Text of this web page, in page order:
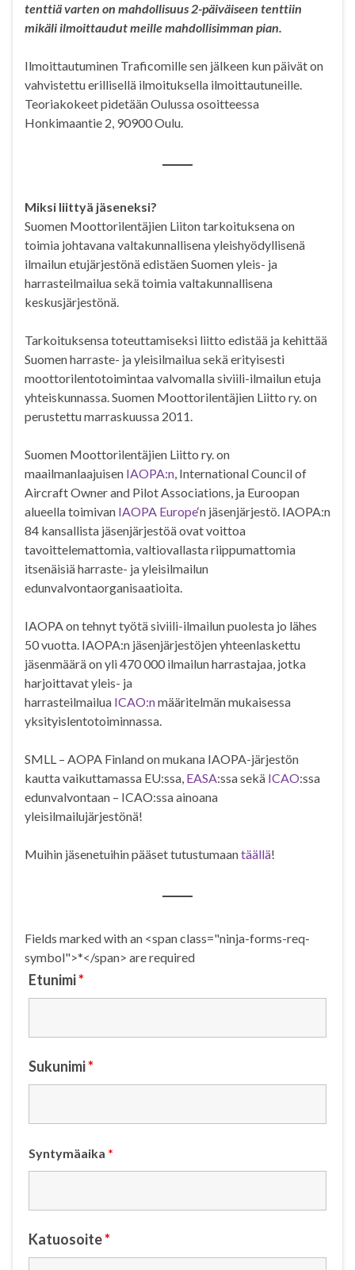
tenttiä varten on mahdollisuus 2-päiväiseen tenttiin
mikäli ilmoittaudut meille mahdollisimman pian.
Ilmoittautuminen Traficomille sen jälkeen kun päivät on
vahvistettu erillisellä ilmoituksella ilmoittautuneille.
Teoriakokeet pidetään Oulussa osoitteessa
Honkimaantie 2, 90900 Oulu.
Miksi liittyä jäseneksi?
Suomen Moottorilentäjien Liiton tarkoituksena on
toimia johtavana valtakunnallisena yleishyödyllisenä
ilmailun etujärjestönä edistäen Suomen yleis- ja
harrasteilmailua sekä toimia valtakunnallisena
keskusjärjestönä.
Tarkoituksensa toteuttamiseksi liitto edistää ja kehittää
Suomen harraste- ja yleisilmailua sekä erityisesti
moottorilentotoimintaa valvomalla siviili-ilmailun etuja
yhteiskunnassa. Suomen Moottorilentäjien Liitto ry. on
perustettu marraskuussa 2011.
Suomen Moottorilentäjien Liitto ry. on
maailmanlaajuisen IAOPA:n, International Council of
Aircraft Owner and Pilot Associations, ja Euroopan
alueella toimivan IAOPA Europe‘n jäsenjärjestö. IAOPA:n
84 kansallista jäsenjärjestöä ovat voittoa
tavoittelemattomia, valtiovallasta riippumattomia
itsenäisiä harraste- ja yleisilmailun
edunvalvontaorganisaatioita.
IAOPA on tehnyt työtä siviili-ilmailun puolesta jo lähes
50 vuotta. IAOPA:n jäsenjärjestöjen yhteenlaskettu
jäsenmäärä on yli 470 000 ilmailun harrastajaa, jotka
harjoittavat yleis- ja
harrasteilmailua ICAO:nmääritelmän mukaisessa
yksityislentotoiminnassa.
SMLL – AOPA Finland on mukana IAOPA-järjestön
kautta vaikuttamassa EU:ssa, EASA:ssa sekä ICAO:ssa
edunvalvontaan – ICAO:ssa ainoana
yleisilmailujärjestönä!
Muihin jäsenetuihin pääset tutustumaantäällä!
Fields marked with an <span class="ninja-forms-req-
symbol">*</span> are required
Etunimi*
Sukunimi*
Syntymäaika *
Katuosoite*